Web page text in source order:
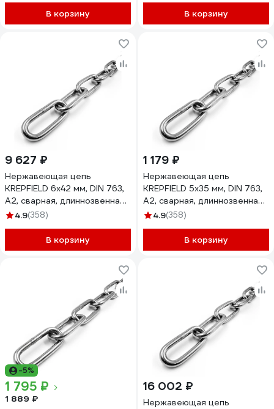
В корзину В корзину
9 627 ₽
Нержавеющая цепь
KREPFIELD 6x42 мм, DIN 763,
А2, сварная, длиннозвенная,
6 м 763А2ЦЕПЬ6ММ-6
4.9(358)
В корзину
1 179 ₽
Нержавеющая цепь
KREPFIELD 5x35 мм, DIN 763,
А2, сварная, длиннозвенная,
1 м 763А2ЦЕПЬ5ММ-1
4.9(358)
В корзину
-5%
1 795 ₽
1 889 ₽
16 002 ₽
Нержавеющая цепь